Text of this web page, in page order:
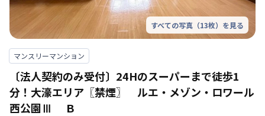
すべての写真（13枚）を見る
マンスリーマンション
〔法人契約のみ受付〕️24Hのスーパーまで徒歩1
分！️大濠エリア〖禁煙〗 ルエ・メゾン・ロワール
西公園Ⅲ
Ｂ